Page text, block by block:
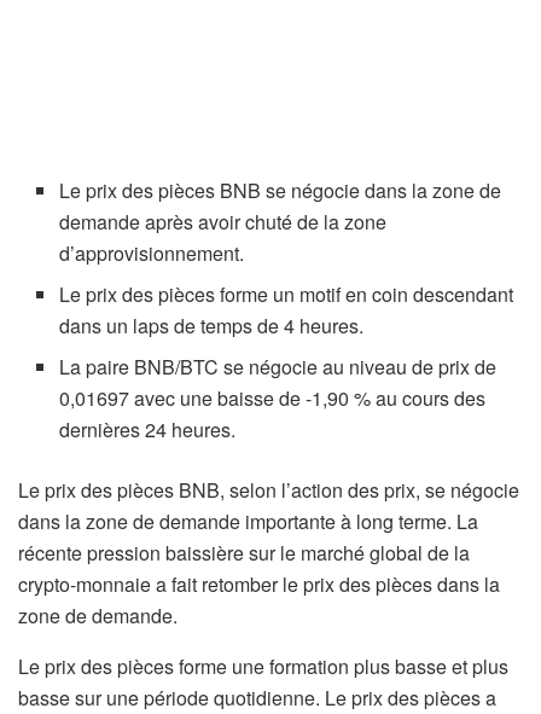
Le prix des pièces BNB se négocie dans la zone de
demande après avoir chuté de la zone
d’approvisionnement.
Le prix des pièces forme un motif en coin descendant
dans un laps de temps de 4 heures.
La paire BNB/BTC se négocie au niveau de prix de
0,01697 avec une baisse de -1,90 % au cours des
dernières 24 heures.
Le prix des pièces BNB, selon l’action des prix, se négocie
dans la zone de demande importante à long terme. La
récente pression baissière sur le marché global de la
crypto-monnaie a fait retomber le prix des pièces dans la
zone de demande.
Le prix des pièces forme une formation plus basse et plus
basse sur une période quotidienne. Le prix des pièces a